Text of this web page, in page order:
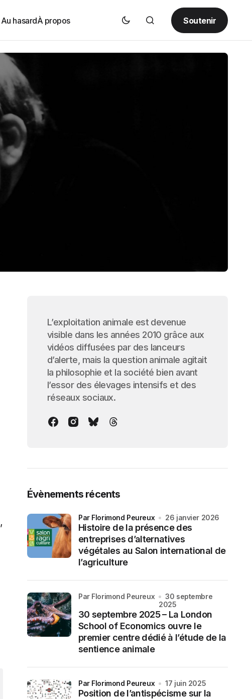
Au hasardÀ propos Soutenir
,
L’exploitation animale est devenue
visible dans les années 2010 grâce aux
vidéos diffusées par des lanceurs
d’alerte, mais la question animale agitait
la philosophie et la société bien avant
l’essor des élevages intensifs et des
réseaux sociaux.
Évènements récents
Histoire de la présence des
entreprises d’alternatives
végétales au Salon international de
l’agriculture
par Florimond Peureux 26 janvier 2026
30 septembre 2025 – La London
School of Economics ouvre le
premier centre dédié à l’étude de la
sentience animale
par Florimond Peureux
30 septembre
2025
Position de l’antispécisme sur la
par Florimond Peureux 17 juin 2025